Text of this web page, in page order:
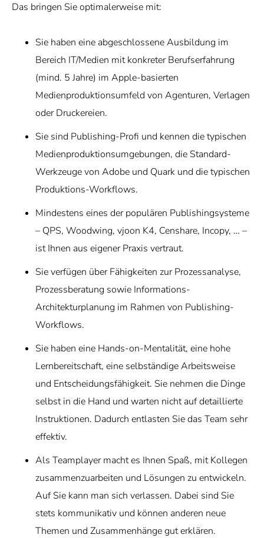
Das bringen Sie optimalerweise mit:
Sie haben eine abgeschlossene Ausbildung im
Bereich IT/Medien mit konkreter Berufserfahrung
(mind. 5 Jahre) im Apple-basierten
Medienproduktionsumfeld von Agenturen, Verlagen
oder Druckereien.
Sie sind Publishing-Profi und kennen die typischen
Medienproduktionsumgebungen, die Standard-
Werkzeuge von Adobe und Quark und die typischen
Produktions-Workflows.
Mindestens eines der populären Publishingsysteme
– QPS, Woodwing, vjoon K4, Censhare, Incopy, … –
ist Ihnen aus eigener Praxis vertraut.
Sie verfügen über Fähigkeiten zur Prozessanalyse,
Prozessberatung sowie Informations-
Architekturplanung im Rahmen von Publishing-
Workflows.
Sie haben eine Hands-on-Mentalität, eine hohe
Lernbereitschaft, eine selbständige Arbeitsweise
und Entscheidungsfähigkeit. Sie nehmen die Dinge
selbst in die Hand und warten nicht auf detaillierte
Instruktionen. Dadurch entlasten Sie das Team sehr
effektiv.
Als Teamplayer macht es Ihnen Spaß, mit Kollegen
zusammenzuarbeiten und Lösungen zu entwickeln.
Auf Sie kann man sich verlassen. Dabei sind Sie
stets kommunikativ und können anderen neue
Themen und Zusammenhänge gut erklären.